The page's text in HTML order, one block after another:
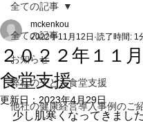
全ての記事
お知らせ
弊社の子ども食堂支援
他社の健康経営導入事例のご
全ての記事
２０２２年１１
食堂支援
mckenkou
2022年11月12日 読了時間: 1
更新日： 2023年4月29日
少し肌寒くなってきました